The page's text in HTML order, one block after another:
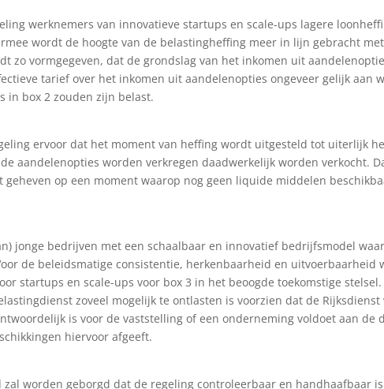
werknemers van innovatieve startups en scale-ups lagere
wordt de hoogte van de belastingheffing meer in lijn gebracht
zo vormgegeven, dat de grondslag van het inkomen uit
tarief over het inkomen uit aandelenopties ongeveer gelijk aan
in box 2 zouden zijn belast.
ervoor dat het moment van heffing wordt uitgesteld tot uiterlijk
aandelenopties worden verkregen daadwerkelijk worden verkocht.
op een moment waarop nog geen liquide middelen
jonge bedrijven met een schaalbaar en innovatief bedrijfsmodel
de beleidsmatige consistentie, herkenbaarheid en uitvoerbaarheid
startups en scale-ups voor box 3 in het beoogde toekomstige stelsel.
zoveel mogelijk te ontlasten is voorzien dat de Rijksdienst
is voor de vaststelling of een onderneming voldoet aan de
hiervoor afgeeft.
worden geborgd dat de regeling controleerbaar en handhaafbaar